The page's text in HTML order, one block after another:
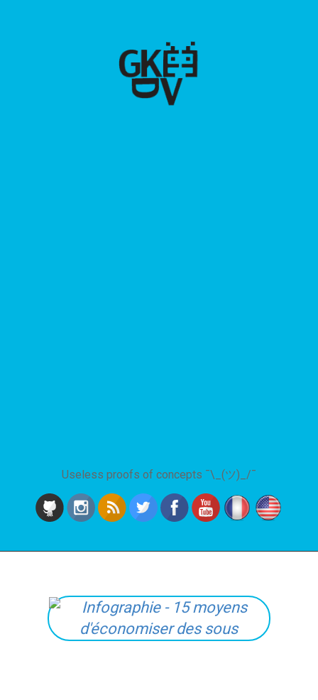
Useless proofs of concepts ¯\_(ツ)_/¯